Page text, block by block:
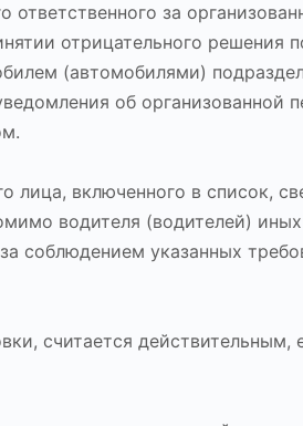
ответственного за
отрицательного решения
(автомобилями)
об организованной
лица, включенного в список,
водителя (водителей)
соблюдением указанных
считается действительным,